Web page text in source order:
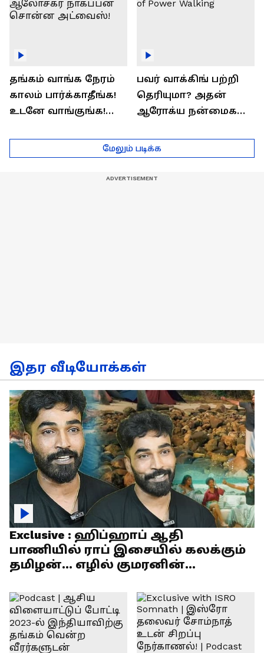
தங்கம் வாங்க நேரம்
காலம் பார்க்காதீங்க!
உடனே வாங்குங்க!
ஆலோசகர் நாகப்பன்
சொன்ன அட்வைஸ்!
பவர் வாக்கிங் பற்றி
தெரியுமா? அதன்
ஆரோக்ய நன்மைகள்
of Power Walking
மேலும் படிக்க
இதர வீடியோக்கள்
Exclusive : ஹிப்ஹாப் ஆதி
பாணியில் ராப் இசையில் கலக்கும்
தமிழன்... எழில் குமரனின்